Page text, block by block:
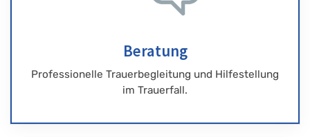
Beratung
Professionelle Trauerbegleitung und Hilfestellung
im Trauerfall.